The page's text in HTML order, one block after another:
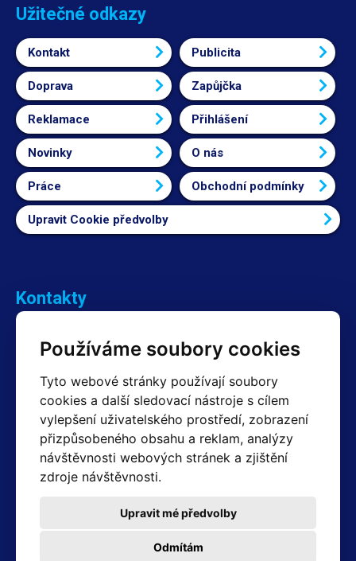
Používáme soubory cookies
Tyto webové stránky používají soubory
cookies a další sledovací nástroje s cílem
vylepšení uživatelského prostředí, zobrazení
přizpůsobeného obsahu a reklam, analýzy
návštěvnosti webových stránek a zjištění
zdroje návštěvnosti.
Odmítám
Upravit mé předvolby
Užitečné odkazy
Kontakt Publicita
Doprava Zapůjčka
Reklamace Přihlášení
Novinky O nás
Práce Obchodní podmínky
Upravit Cookie předvolby
Kontakty
+420 603 357 606 +420 605 234 204
Fakturační a expediční oddělení
+420 605 259 759 (Po–Pá: 7:30 – 15:00)
Technické oddělení
+420 603 355 085 (Po–Pá: 8:00 – 16:00)
servis@hotair.cz
Platba jen v hotovosti